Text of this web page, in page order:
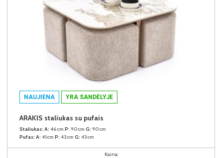
NAUJIENA YRA SANDĖLYJE
ARAKIS staliukas su pufais
Staliukas: A: 46cm P: 90cm G: 90cm
Pufas: A: 41cm P: 43cm G: 43cm
Kaina: